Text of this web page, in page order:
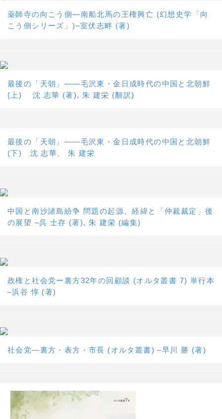
薬師寺の向こう側―南船北馬の王権興亡 (幻想史学「向
こう側シリーズ」)–室伏志畔 (著)
最後の「天朝」――毛沢東・金日成時代の中国と北朝鮮
(上) 沈 志華 (著), 朱 建栄 (翻訳)
最後の「天朝」――毛沢東・金日成時代の中国と北朝鮮
(下) 沈 志華、 朱 建栄
中国と南沙諸島紛争 問題の起源、経緯と「仲裁裁定」後
の展望 –呉 士存 (著), 朱 建栄 (編集)
政権と社会党ー裏方32年の回顧談 (オルタ叢書 7) 単行本
–浜谷 惇 (著)
社会党―裏方・表方・市長 (オルタ叢書) –早川 勝 (著)